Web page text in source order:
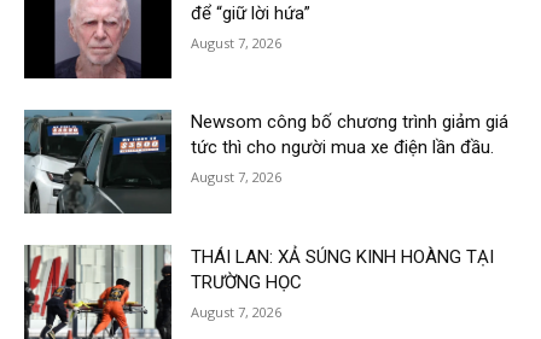
để “giữ lời hứa”
August 7, 2026
Newsom công bố chương trình giảm giá
tức thì cho người mua xe điện lần đầu.
August 7, 2026
THÁI LAN: XẢ SÚNG KINH HOÀNG TẠI
TRƯỜNG HỌC
August 7, 2026